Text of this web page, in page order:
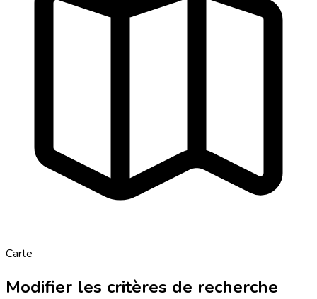
Carte
Modifier les critères de recherche